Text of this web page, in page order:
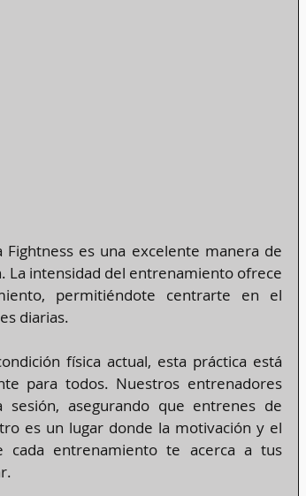
Fightness es una excelente manera de
La intensidad del entrenamiento ofrece
permitiéndote centrarte en el
diarias.
física actual, esta práctica está
para todos. Nuestros entrenadores
asegurando que entrenes de
es un lugar donde la motivación y el
entrenamiento te acerca a tus